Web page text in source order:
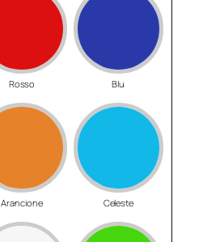
Rosso Blu
Arancione Celeste